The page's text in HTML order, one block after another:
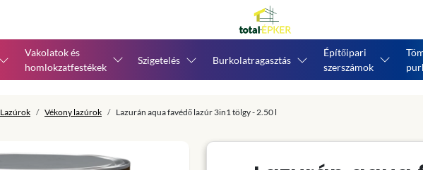
Vakolatok és
homlokzatfestékek
Szigetelés Burkolatragasztás
Építőipari
szerszámok
Lazúrok Vékony lazúrok Lazurán aqua favédő lazúr 3in1 tölgy - 2.50 l